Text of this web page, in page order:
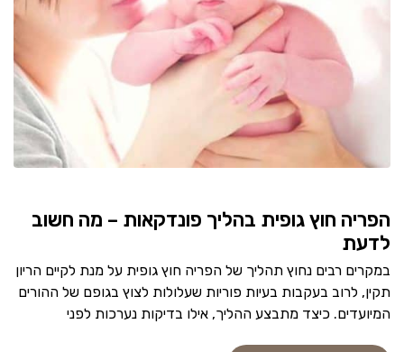
הפריה חוץ גופית בהליך פונדקאות – מה חשוב
לדעת
במקרים רבים נחוץ תהליך של הפריה חוץ גופית על מנת לקיים הריון
תקין, לרוב בעקבות בעיות פוריות שעלולות לצוץ בגופם של ההורים
המיועדים. כיצד מתבצע ההליך, אילו בדיקות נערכות לפני